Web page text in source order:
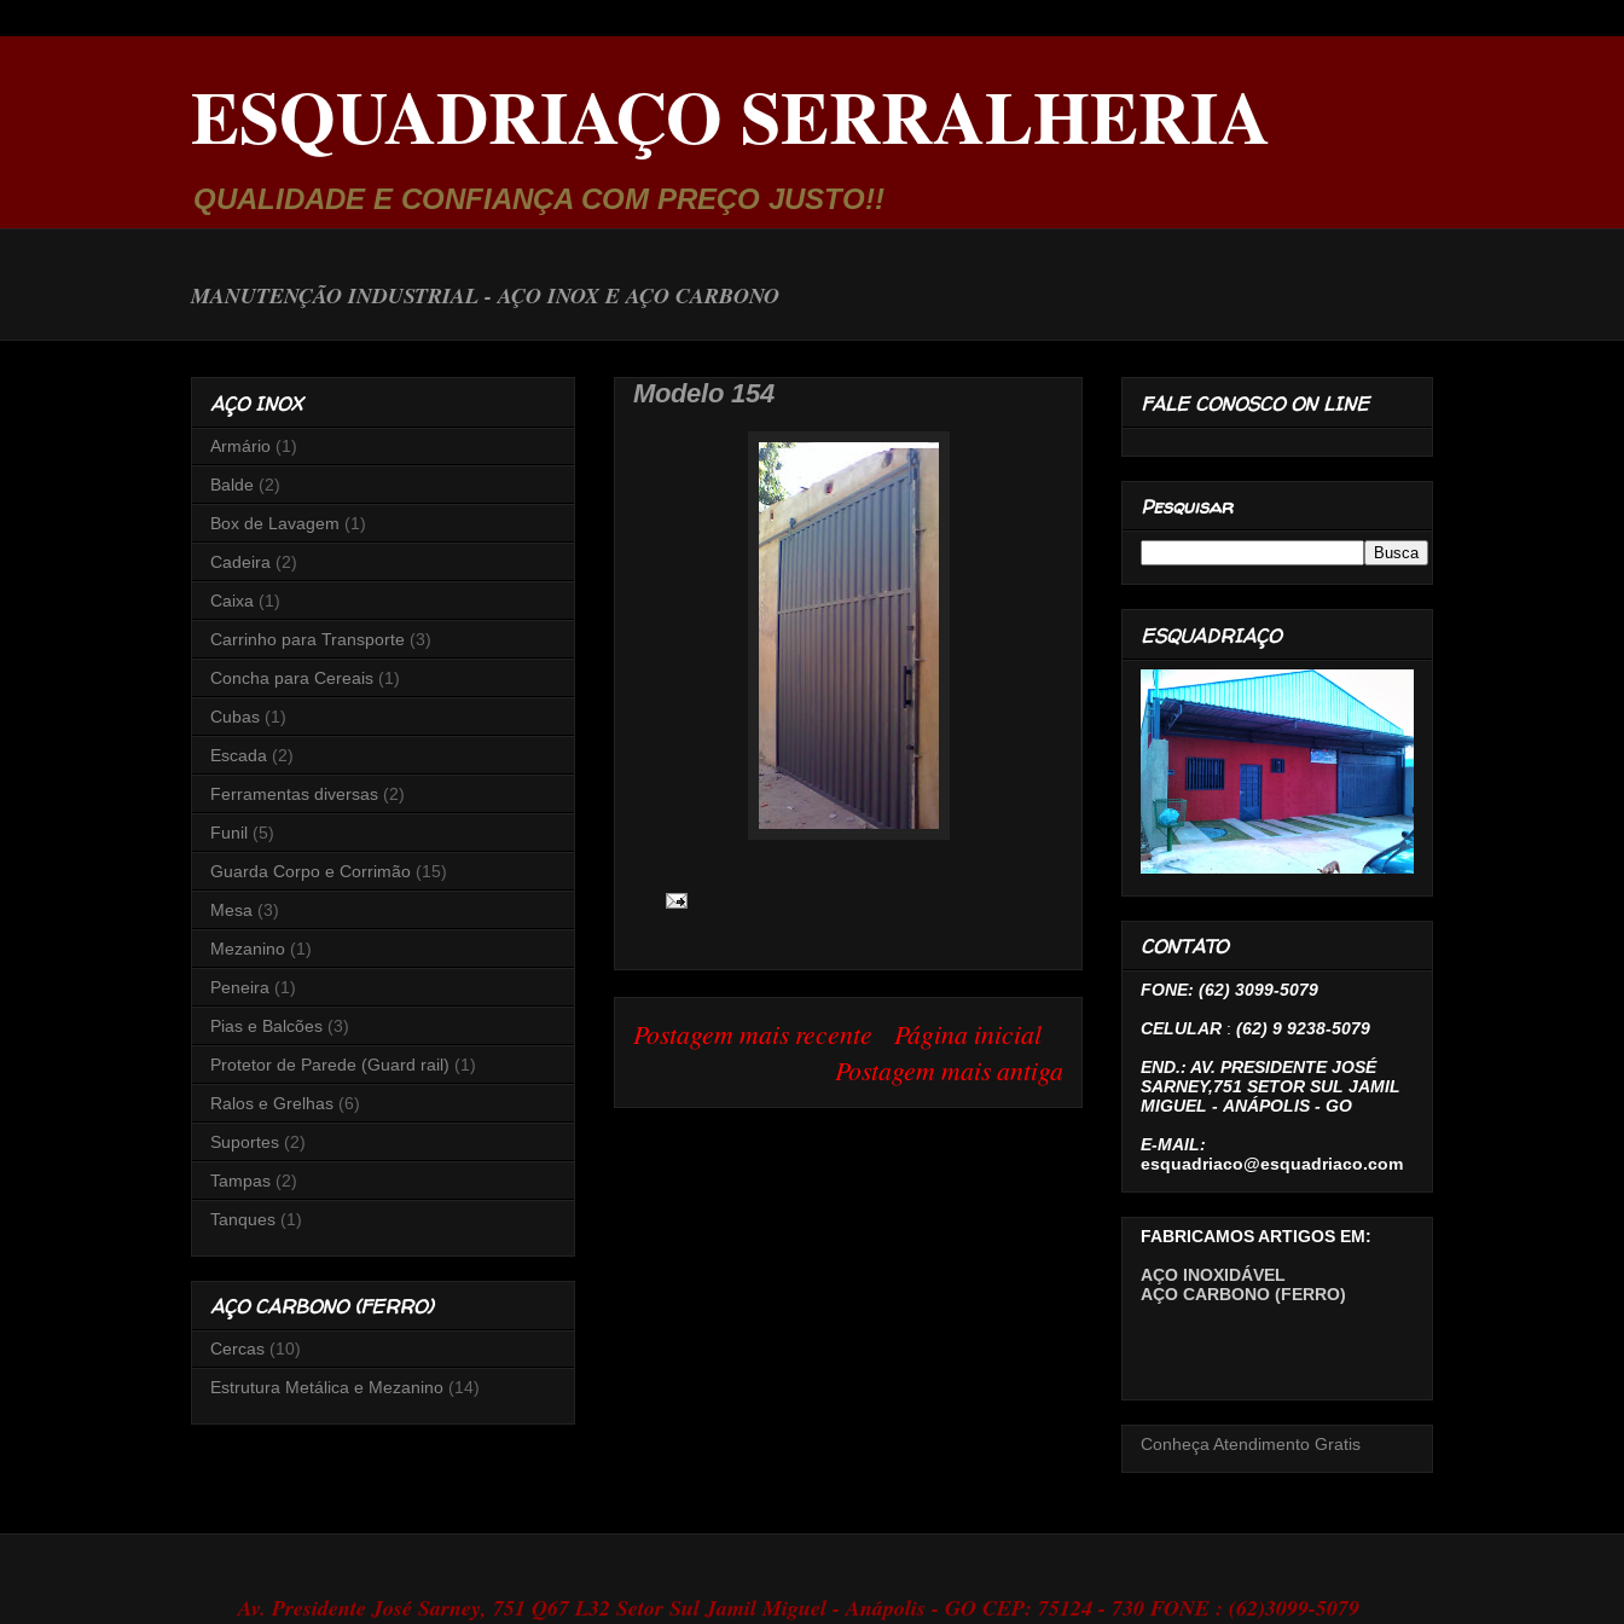
ESQUADRIAÇO SERRALHERIA
QUALIDADE E CONFIANÇA COM PREÇO JUSTO!!
MANUTENÇÃO INDUSTRIAL -AÇO INOX E AÇO CARBONO
Modelo 154
Postagem mais recente
Postagem mais antiga
Página inicial
AÇO INOX
Armário (1)
Balde (2)
Box de Lavagem (1)
Cadeira (2)
Caixa (1)
Carrinho para Transporte (3)
Concha para Cereais (1)
Cubas (1)
Escada (2)
Ferramentas diversas (2)
Funil (5)
Guarda Corpo e Corrimão (15)
Mesa (3)
Mezanino (1)
Peneira (1)
Pias e Balcões (3)
Protetor de Parede (Guard rail) (1)
Ralos e Grelhas (6)
Suportes (2)
Tampas (2)
Tanques (1)
AÇO CARBONO (FERRO)
Cercas (10)
Estrutura Metálica e Mezanino (14)
FALE CONOSCO ON LINE
Pesquisar
ESQUADRIAÇO
CONTATO
FONE: (62) 3099-5079
CELULAR : (62) 9 9238-5079
END.: AV. PRESIDENTE JOSÉ
SARNEY,751 SETOR SUL JAMIL
MIGUEL - ANÁPOLIS - GO
E-MAIL:
esquadriaco@esquadriaco.com
FABRICAMOS ARTIGOS EM:
AÇO INOXIDÁVEL
AÇO CARBONO (FERRO)
Conheça Atendimento Gratis
Av. Presidente José Sarney, 751 Q67 L32 Setor Sul Jamil Miguel - Anápolis - GO CEP: 75124 - 730 FONE : (62)3099-5079